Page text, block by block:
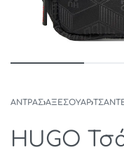
ΑΝΤΡΑΣ›ΑΞΕΣΟΥΑΡ›
HUGO